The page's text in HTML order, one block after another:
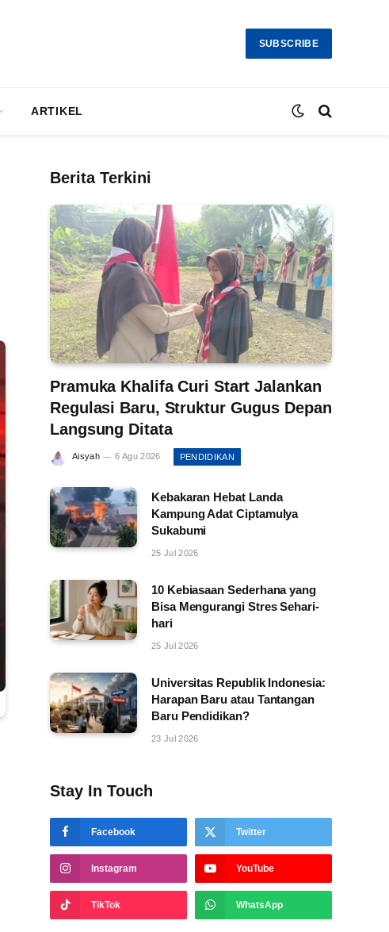
SUBSCRIBE
ARTIKEL
Berita Terkini
Pramuka Khalifa Curi Start Jalankan
Regulasi Baru, Struktur Gugus Depan
Langsung Ditata
Aisyah 6 Agu 2026 PENDIDIKAN
Kebakaran Hebat Landa
Kampung Adat Ciptamulya
Sukabumi
25 Jul 2026
10 Kebiasaan Sederhana yang
Bisa Mengurangi Stres Sehari-
hari
25 Jul 2026
Universitas Republik Indonesia:
Harapan Baru atau Tantangan
Baru Pendidikan?
23 Jul 2026
Stay In Touch
Facebook Twitter
Instagram YouTube
TikTok WhatsApp